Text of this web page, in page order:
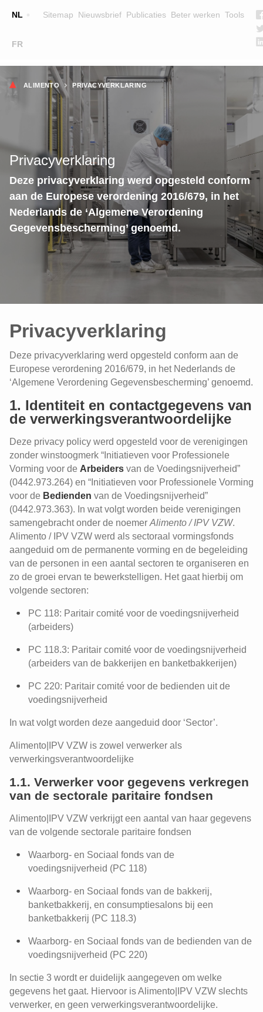
NL
FR
Sitemap Nieuwsbrief Publicaties Beter werken Tools
Main
navigation
OPLEIDINGEN
LESGEVERS
WIE ZIJN WE
TEAM
CONTACT
ZOEK EEN OPLEIDING
Kruimelpad
ALIMENTO PRIVACYVERKLARING
Privacyverklaring
Deze privacyverklaring werd opgesteld conform
aan de Europese verordening 2016/679, in het
Nederlands de ‘Algemene Verordening
Gegevensbescherming’ genoemd.
Privacyverklaring
Deze privacyverklaring werd opgesteld conform aan de
Europese verordening 2016/679, in het Nederlands de
‘Algemene Verordening Gegevensbescherming’ genoemd.
1. Identiteit en contactgegevens van
de verwerkingsverantwoordelijke
Deze privacy policy werd opgesteld voor de verenigingen
zonder winstoogmerk “Initiatieven voor Professionele
Vorming voor de Arbeiders van de Voedingsnijverheid”
(0442.973.264) en “Initiatieven voor Professionele Vorming
voor de Bedienden van de Voedingsnijverheid”
(0442.973.363). In wat volgt worden beide verenigingen
samengebracht onder de noemer Alimento / IPV VZW.
Alimento / IPV VZW werd als sectoraal vormingsfonds
aangeduid om de permanente vorming en de begeleiding
van de personen in een aantal sectoren te organiseren en
zo de groei ervan te bewerkstelligen. Het gaat hierbij om
volgende sectoren:
PC 118: Paritair comité voor de voedingsnijverheid
(arbeiders)
PC 118.3: Paritair comité voor de voedingsnijverheid
(arbeiders van de bakkerijen en banketbakkerijen)
PC 220: Paritair comité voor de bedienden uit de
voedingsnijverheid
In wat volgt worden deze aangeduid door ‘Sector’.
Alimento|IPV VZW is zowel verwerker als
verwerkingsverantwoordelijke
1.1. Verwerker voor gegevens verkregen
van de sectorale paritaire fondsen
Alimento|IPV VZW verkrijgt een aantal van haar gegevens
van de volgende sectorale paritaire fondsen
Waarborg- en Sociaal fonds van de
voedingsnijverheid (PC 118)
Waarborg- en Sociaal fonds van de bakkerij,
banketbakkerij, en consumptiesalons bij een
banketbakkerij (PC 118.3)
Waarborg- en Sociaal fonds van de bedienden van de
voedingsnijverheid (PC 220)
In sectie 3 wordt er duidelijk aangegeven om welke
gegevens het gaat. Hiervoor is Alimento|IPV VZW slechts
verwerker, en geen verwerkingsverantwoordelijke.